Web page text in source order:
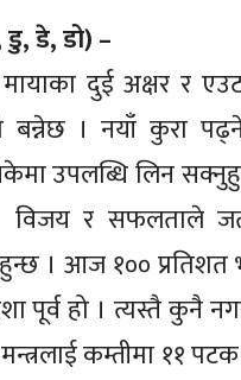
डे, डो) –
दुई अक्षर र
बन्नेछ । नयाँ
उपलब्धि लिन
। विजय र सफलताले
हुन्छ । आज १००
पूर्व हो । त्यस्तै कुनै
कम्तीमा ११ पटक